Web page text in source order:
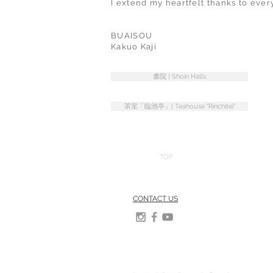
I extend my heartfelt thanks to
BUAISOU
Kakuo Kaji
書院 | Shoin Halls
茶室「臨池亭」| Teahouse "Rinchitei"
TOP
CONTACT US